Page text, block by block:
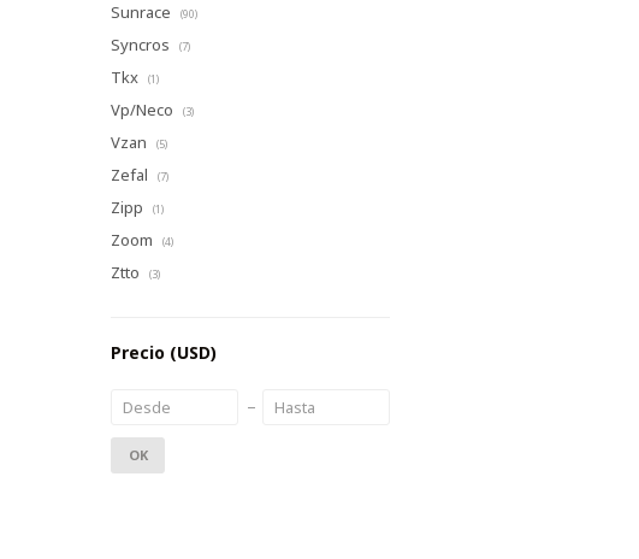
Sunrace (90)
Syncros (7)
Tkx (1)
Vp/Neco (3)
Vzan (5)
Zefal (7)
Zipp (1)
Zoom (4)
Ztto (3)
Precio (USD)
OK